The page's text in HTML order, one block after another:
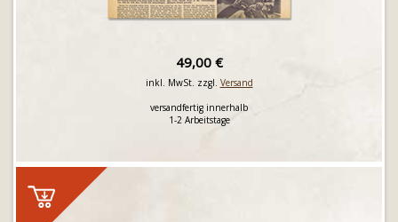
49,00 €
inkl. MwSt. zzgl. Versand
versandfertig innerhalb
1-2 Arbeitstage